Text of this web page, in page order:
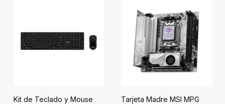
Kit de Teclado y Mouse
Tarjeta Madre MSI MPG